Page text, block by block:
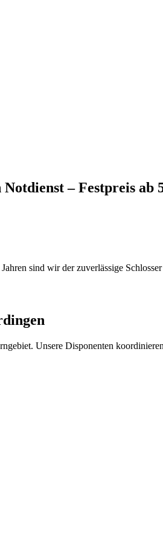
Notdienst – Festpreis ab
sind wir der zuverlässige
Unsere Disponenten